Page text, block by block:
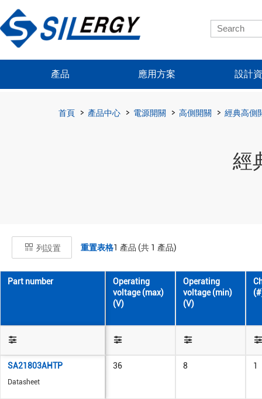
產品 應用方案 設計
首頁 產品中心 電源開關 高側開關 經典高側
經
列設置 重置表格1 產品 (共 1 產品)
Part number
Operating
voltage (max)
(V)
Operating
voltage (min)
(V)
SA21803AHTP
Datasheet
36 8 1